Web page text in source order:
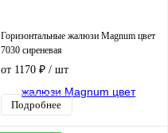
Горизонтальные жалюзи Magnum цвет
7030 сиреневая
от 1170 ₽/ шт
Подробнее